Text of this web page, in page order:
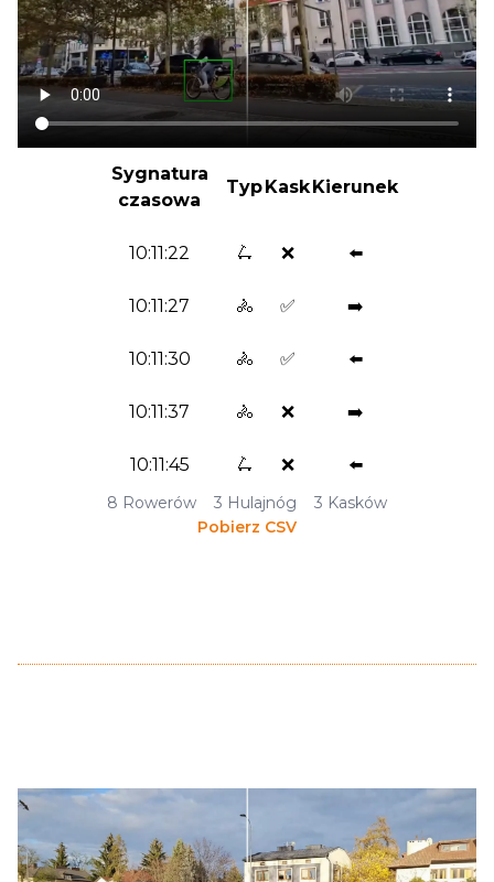
Sygnatura
czasowa
TypKaskKierunek
10:11:22 🛴 ❌ ⬅️
10:11:27 🚴 ✅ ➡️
10:11:30 🚴 ✅ ⬅️
10:11:37 🚴 ❌ ➡️
10:11:45 🛴 ❌ ⬅️
8 Rowerów 3 Hulajnóg 3 Kasków
Pobierz CSV